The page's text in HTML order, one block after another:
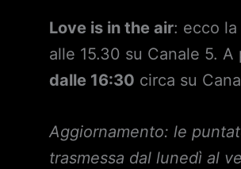
Love is in the air: ecco
alle 15.30 su Canale 5.
dalle 16:30 circa su
Aggiornamento: le
trasmessa dal lunedì al